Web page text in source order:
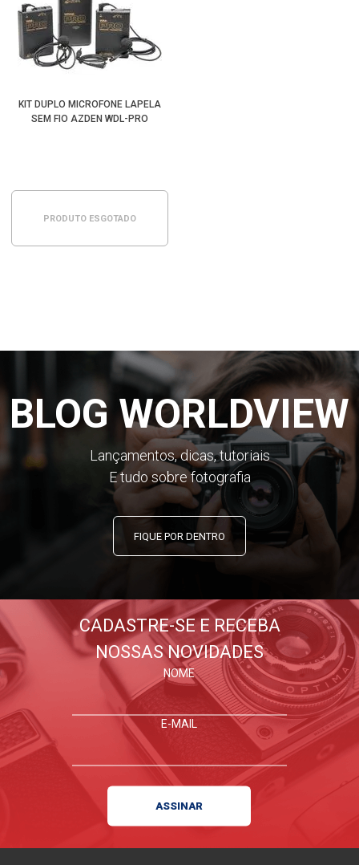
KIT DUPLO MICROFONE LAPELA
SEM FIO AZDEN WDL-PRO
PRODUTO ESGOTADO
BLOG WORLDVIEW
Lançamentos, dicas, tutoriais
E tudo sobre fotografia
FIQUE POR DENTRO
CADASTRE-SE E RECEBA
NOSSAS NOVIDADES
NOME
E-MAIL